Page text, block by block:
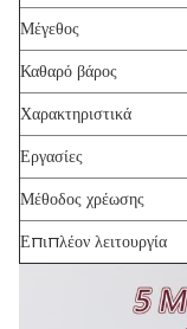
Μέγεθος
Καθαρό βάρος
Χαρακτηριστικά
Εργασίες
Μέθοδος χρέωσης
Επιπλέον λειτουργία